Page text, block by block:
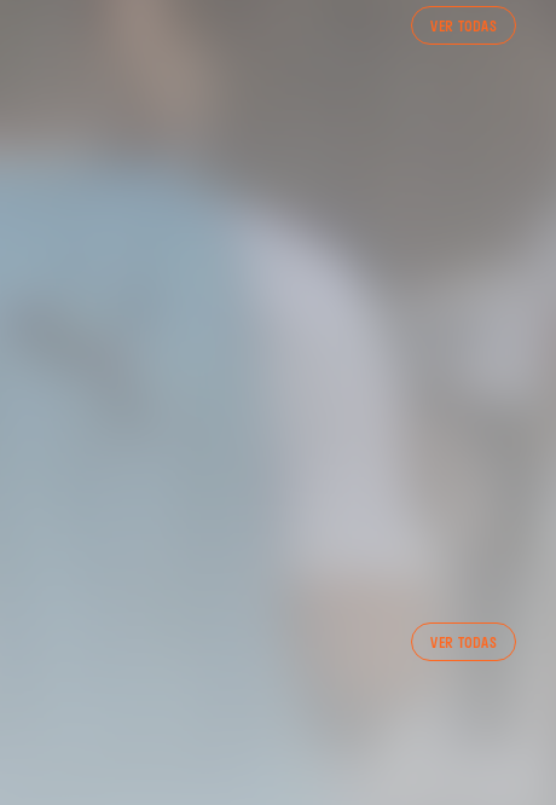
VER TODAS
VER TODAS
ENTRENAMENT DEL VALENCIA CF 7/8/2026